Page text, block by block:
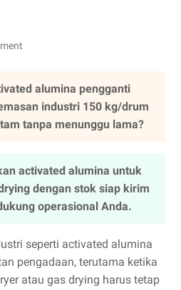
alumina pengganti
industri 150 kg/drum
tanpa menunggu lama?
activated alumina untuk
dengan stok siap kirim
operasional Anda.
seperti activated alumina
pengadaan, terutama ketika
atau gas drying harus tetap